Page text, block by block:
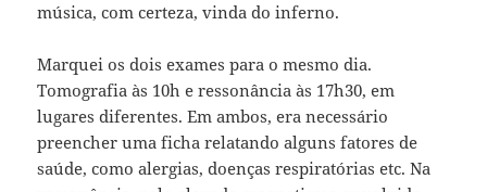
música, com certeza, vinda do inferno.
Marquei os dois exames para o mesmo dia.
Tomografia às 10h e ressonância às 17h30, em
lugares diferentes. Em ambos, era necessário
preencher uma ficha relatando alguns fatores de
saúde, como alergias, doenças respiratórias etc. Na